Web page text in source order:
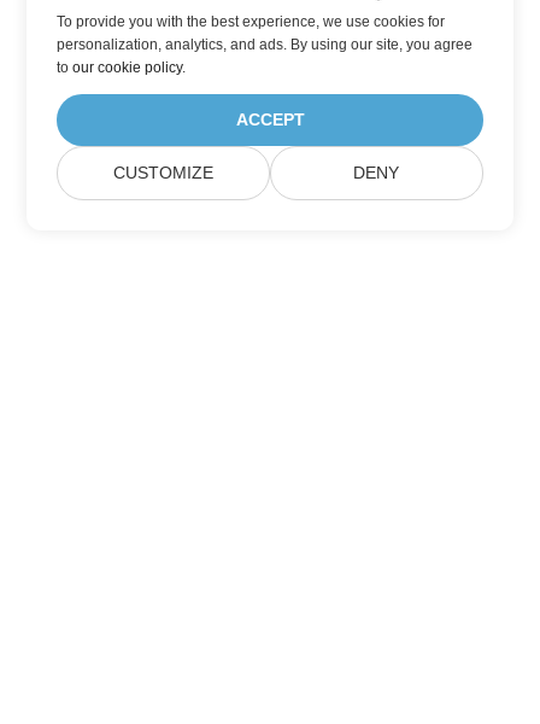
To provide you with the best experience, we use cookies for
personalization, analytics, and ads. By using our site, you agree
toour cookie policy.
ACCEPT
CUSTOMIZE DENY